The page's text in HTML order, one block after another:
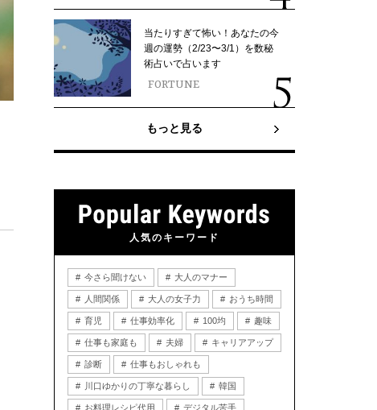
当たりすぎて怖い！あなたの今
週の運勢（2/23〜3/1）を数秘
術占いで占います
FORTUNE
もっと見る
人気のキーワード
今さら聞けない 大人のマナー
人間関係 大人の女子力 おうち時間
育児 仕事効率化 100均 趣味
仕事も家庭も 夫婦 キャリアアップ
診断 仕事もおしゃれも
川口ゆかりの丁寧な暮らし 韓国
お料理レシピ代用 デジタル苦手